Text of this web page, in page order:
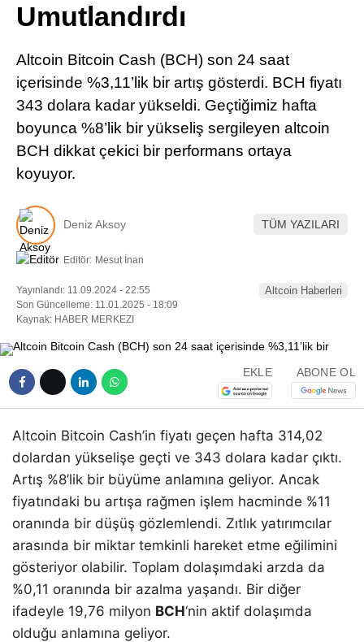
Umutlandırdı
Altcoin Bitcoin Cash (BCH) son 24 saat
içerisinde %3,11’lik bir artış gösterdi. BCH fiyatı
343 dolara kadar yükseldi. Geçtiğimiz hafta
boyunca %8’lik bir yükseliş sergileyen altcoin
BCH dikkat çekici bir performans ortaya
koyuyor.
Deniz Aksoy TÜM YAZILARI
Editör: Mesut İnan
Yayınlandı: 11.09.2024 - 22:55
Son Güncelleme: 11.01.2025 - 18:09
Kaynak: HABER MERKEZI
Altcoin Haberleri
EKLE ABONE OL
Altcoin Bitcoin Cash’in fiyatı geçen hafta 314,02
dolardan yükselişe geçti ve 343 dolara kadar çıktı.
Artış %8’lik bir büyüme anlamına geliyor. Ancak
fiyatındaki bu artışa rağmen işlem hacminde %11
oranında bir düşüş gözlemlendi. Zıtlık yatırımcılar
arasında bir miktar temkinli hareket etme eğilimini
gösteriyor olabilir. Toplam dolaşımdaki arzda da
%0,11 oranında bir azalma yaşandı. Bir diğer
ifadeyle 19,76 milyon BCH‘nin aktif dolaşımda
olduğu anlamına geliyor.